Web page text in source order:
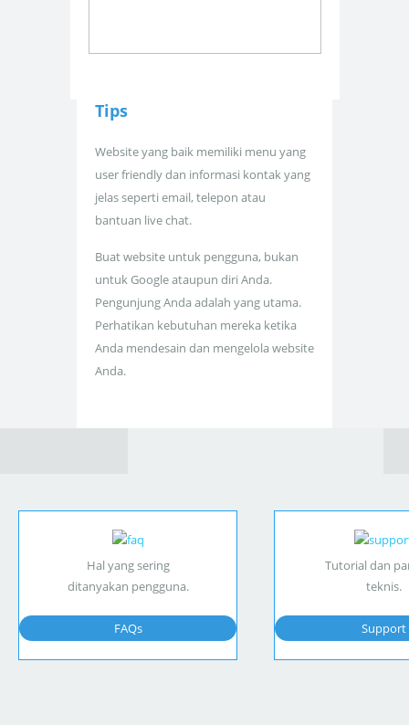
Tips
Website yang baik memiliki menu yang
user friendly dan informasi kontak yang
jelas seperti email, telepon atau
bantuan live chat.
Buat website untuk pengguna, bukan
untuk Google ataupun diri Anda.
Pengunjung Anda adalah yang utama.
Perhatikan kebutuhan mereka ketika
Anda mendesain dan mengelola website
Anda.
Hal yang sering
ditanyakan pengguna.
FAQs
Tutorial dan
teknis.
Support